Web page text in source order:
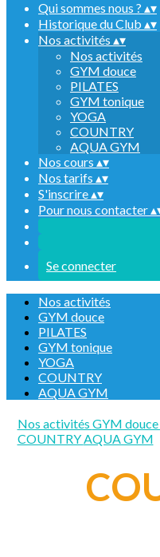
Qui sommes nous ? ▴▾
Historique du Club ▴▾
Nos activités ▴▾
Nos activités
GYM douce
PILATES
GYM tonique
YOGA
COUNTRY
AQUA GYM
Nos cours ▴▾
Nos tarifs ▴▾
S'inscrire▴▾
Pour nous contacter▴
Se connecter
Nos activités
GYM douce
PILATES
GYM tonique
YOGA
COUNTRY
AQUA GYM
Nos activités GYM douce
COUNTRYAQUA GYM